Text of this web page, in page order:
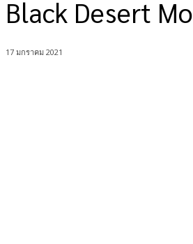
Black Desert
17 มกราคม 2021